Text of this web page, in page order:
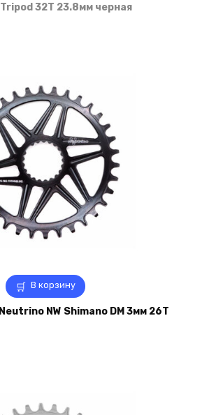
32T 23.8мм черная
В корзину
NW Shimano DM 3мм 26T